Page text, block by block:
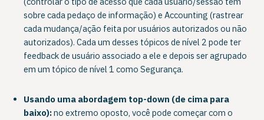
sobre cada pedaço de informação) e Accounting (rastrear
cada mudança/ação feita por usuários autorizados ou não
autorizados). Cada um desses tópicos de nível 2 pode ter
feedback de usuário associado a ele e depois ser agrupado
em um tópico de nível 1 como Segurança.
Usando uma abordagem top-down (de cima para
baixo):no extremo oposto, você pode começar com o